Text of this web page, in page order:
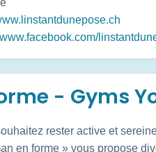
- Gyms
rester active et
en forme » vous propose